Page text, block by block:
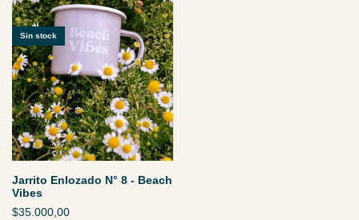
Sin stock
Jarrito Enlozado N° 8 - Beach
Vibes
$35.000,00